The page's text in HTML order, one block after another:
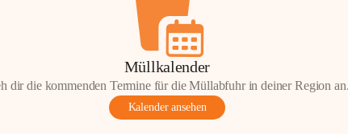
Müllkalender
dir die kommenden Termine für die Müllabfuhr in deiner Region
Kalender ansehen